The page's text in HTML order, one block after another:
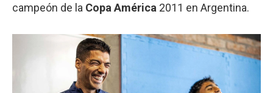
campeón de la Copa América 2011 en Argentina.